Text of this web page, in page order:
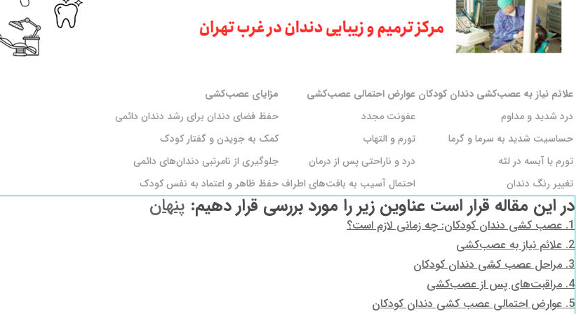
علائم نیاز به عصب‌کشی دندان کودکان عوارض احتمالی عصب‌کشی
مزایای عصب‌کشی
درد شدید و مداوم
عفونت مجدد
حفظ فضای دندان برای رشد دندان دائمی
حساسیت شدید به سرما و گرما
تورم و التهاب
کمک به جویدن و گفتار کودک
تورم یا آبسه در لثه
درد و ناراحتی پس از درمان
جلوگیری از نامرتبی دندان‌های دائمی
تغییر رنگ دندان
احتمال آسیب به بافت‌های اطراف حفظ ظاهر و اعتماد به نفس کودک
در این مقاله قرار است عناوین زیر را مورد بررسی قرار دهیم: پنهان
1. عصب کشی دندان کودکان: چه زمانی لازم است؟
2. علائم نیاز به عصب‌کشی
3. مراحل عصب کشی دندان کودکان
4. مراقبت‌های پس از عصب‌کشی
5. عوارض احتمالی عصب کشی دندان کودکان